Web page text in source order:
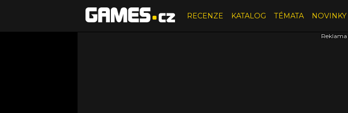
RECENZE KATALOG TÉMATA NOVINKY